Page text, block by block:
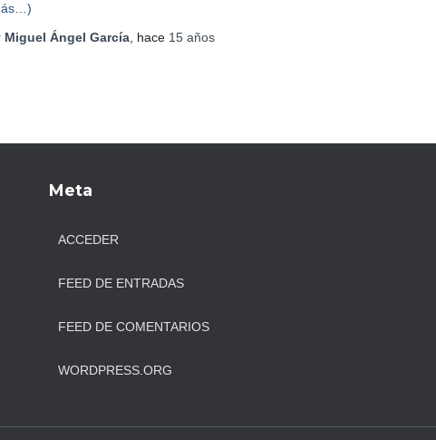
Miguel Ángel García , hace 15 años
Meta
ACCEDER
FEED DE ENTRADAS
FEED DE COMENTARIOS
WORDPRESS.ORG